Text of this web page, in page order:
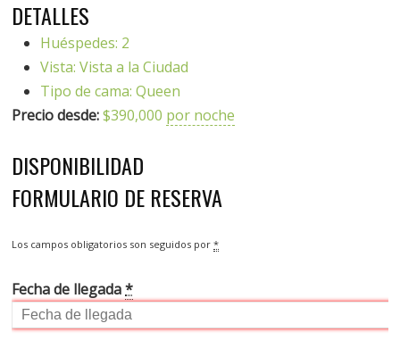
DETALLES
Huéspedes: 2
Vista: Vista a la Ciudad
Tipo de cama: Queen
Precio desde: $390,000 por noche
DISPONIBILIDAD
FORMULARIO DE RESERVA
Los campos obligatorios son seguidos por*
Fecha de llegada*